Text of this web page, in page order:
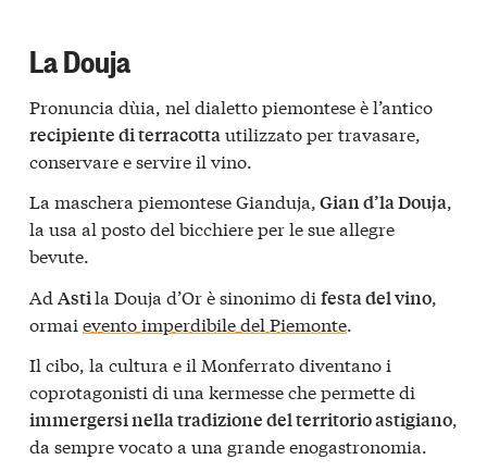
La Douja
Pronuncia dùia, nel dialetto piemontese è l’antico
recipiente di terracotta utilizzato per travasare,
conservare e servire il vino.
La maschera piemontese Gianduja,Gian d’la Douja,
la usa al posto del bicchiere per le sue allegre
bevute.
Ad Astila Douja d’Or è sinonimo di festa del vino,
ormai evento imperdibile del Piemonte.
Il cibo, la cultura e il Monferrato diventano i
coprotagonisti di una kermesse che permette di
immergersi nella tradizione del territorio astigiano,
da sempre vocato a una grande enogastronomia.